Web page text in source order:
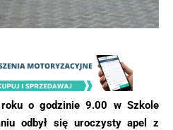
o godzinie 9.00 w Szkole
odbył się uroczysty apel z